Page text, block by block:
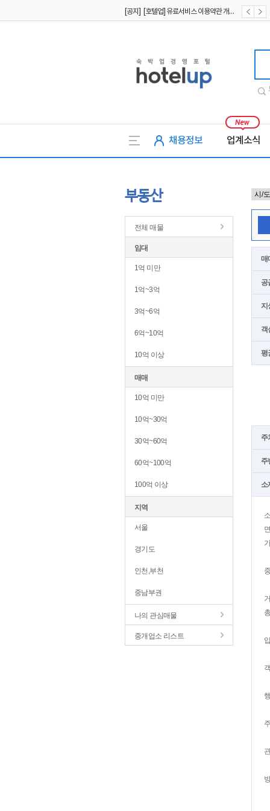
[공지] [호텔업] 유료서비스 이용약관 개정본2 (19.09.02)
채용정보 업계소식
부동산
전체 매물
임대
1억 미만
1억~3억
3억~6억
6억~10억
10억 이상
매매
10억 미만
10억~30억
30억~60억
60억~100억
100억 이상
지역
서울
경기도
인천,부천
중남부권
나의 관심매물
중개업소 리스트
매
공
지
객
평
주
주
소